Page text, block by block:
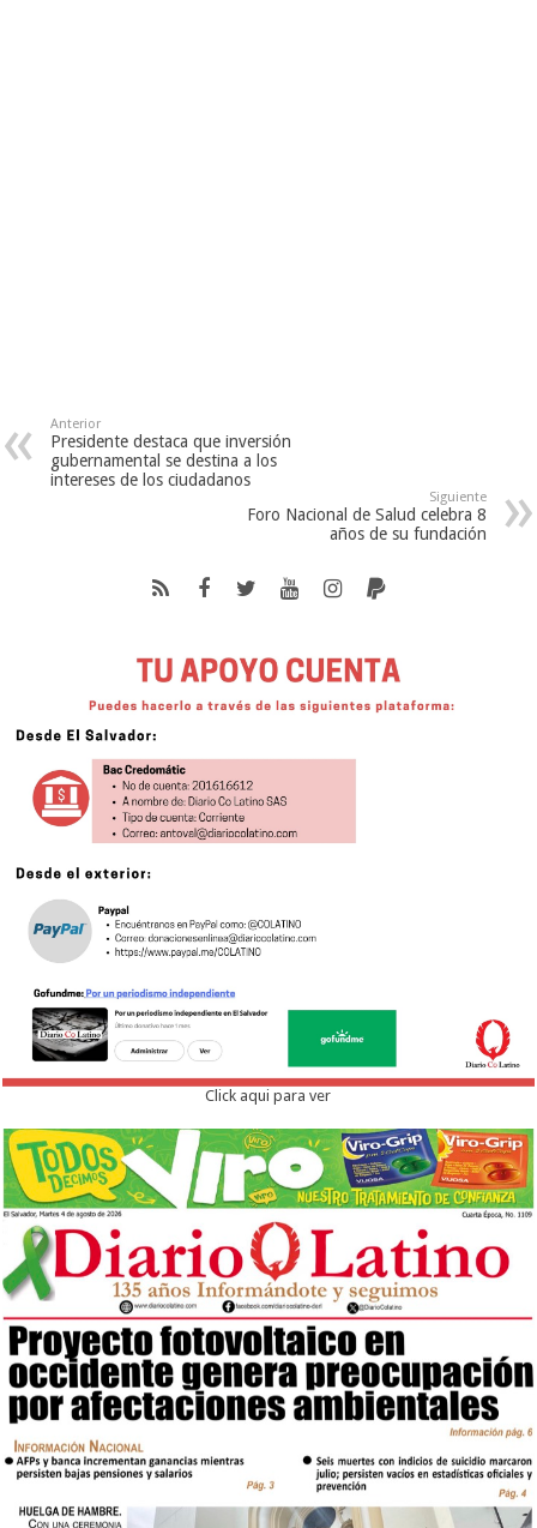
Anterior
Presidente destaca que inversión
gubernamental se destina a los
intereses de los ciudadanos
Siguiente
Foro Nacional de Salud celebra 8
años de su fundación
Click aqui para ver